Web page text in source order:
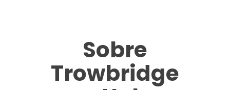
Sobre
Trowbridge